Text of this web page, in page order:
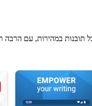
תובנות במהירות, עם הרבה